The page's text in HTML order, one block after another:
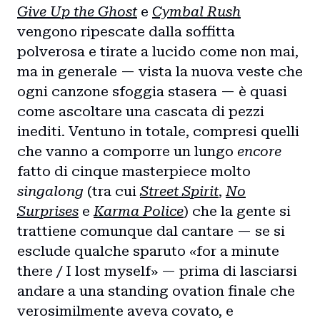
Give Up the Ghoste Cymbal Rush
vengono ripescate dalla soffitta
polverosa e tirate a lucido come non mai,
ma in generale — vista la nuova veste che
ogni canzone sfoggia stasera — è quasi
come ascoltare una cascata di pezzi
inediti. Ventuno in totale, compresi quelli
che vanno a comporre un lungo encore
fatto di cinque masterpiece molto
singalong (tra cuiStreet Spirit,No
Surprises eKarma Police) che la gente si
trattiene comunque dal cantare — se si
esclude qualche sparuto «for a minute
there / I lost myself» — prima di lasciarsi
andare a una standing ovation finale che
verosimilmente aveva covato, e